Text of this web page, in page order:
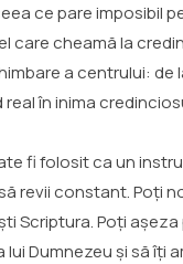
ce pare imposibil
care cheamă la
a centrului:
real în inima
fi folosit ca un
revii constant. Poți
Scriptura. Poți
Dumnezeu și să îți